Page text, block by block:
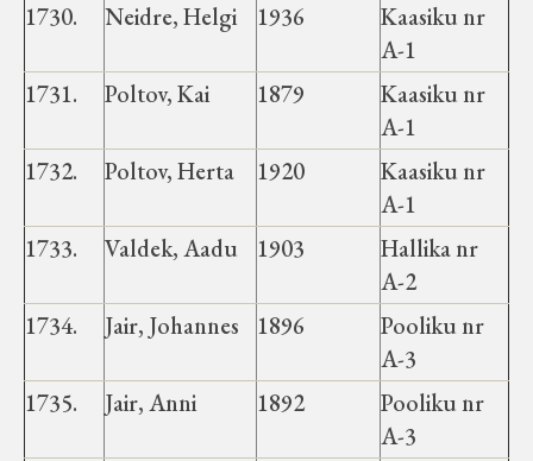
Märjamaa vald
Varbola vald
Velise vald
Vigala vald
Velise kultuuri ja hariduse selts
Virtuaalnäitused
1730.
Neidre, Helgi 1936
Kaasiku nr
A-1
1731.
Poltov, Kai 1879
Kaasiku nr
A-1
1732.
Poltov, Herta 1920
Kaasiku nr
A-1
1733.
Valdek, Aadu 1903
Hallika nr
A-2
1734.
Jair, Johannes 1896
Pooliku nr
A-3
1735.
Jair, Anni 1892
Pooliku nr
A-3